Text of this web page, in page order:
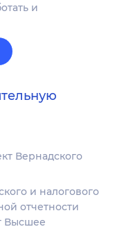
и
Вернадского
и налогового
отчетности
Высшее